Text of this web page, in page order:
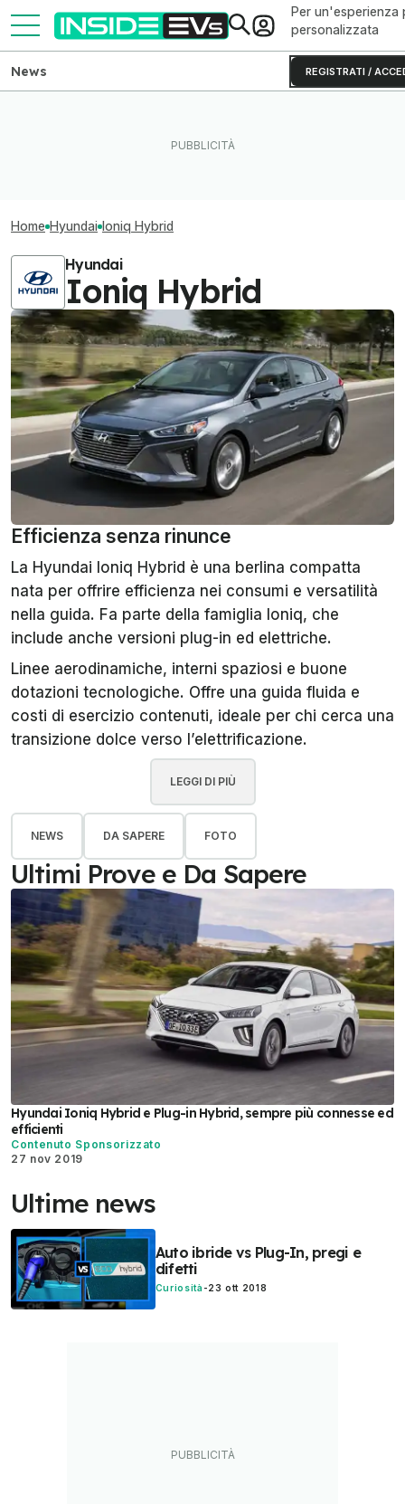
Per un'esperienza
personalizzata
REGISTRATI /
News
Home Hyundai Ioniq Hybrid
Hyundai
Ioniq Hybrid
Efficienza senza rinunce
La Hyundai Ioniq Hybrid è una berlina compatta
nata per offrire efficienza nei consumi e versatilità
nella guida. Fa parte della famiglia Ioniq, che
include anche versioni plug-in ed elettriche.
Linee aerodinamiche, interni spaziosi e buone
dotazioni tecnologiche. Offre una guida fluida e
costi di esercizio contenuti, ideale per chi cerca una
transizione dolce verso l’elettrificazione.
LEGGI DI PIÙ
NEWS DA SAPERE FOTO
Ultimi Prove e Da Sapere
Hyundai Ioniq Hybrid e Plug-in Hybrid, sempre più connesse ed
efficienti
Contenuto Sponsorizzato
27 nov 2019
Ultime news
Auto ibride vs Plug-In, pregi e
difetti
Curiosità -23 ott 2018